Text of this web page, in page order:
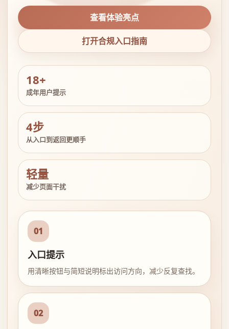
查看体验亮点
打开合规入口指南
18+
成年用户提示
4步
从入口到返回更顺手
轻量
减少页面干扰
01
入口提示
用清晰按钮与简短说明标出访问方向，减少反复查找。
02